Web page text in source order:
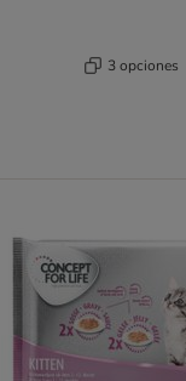
3 opciones